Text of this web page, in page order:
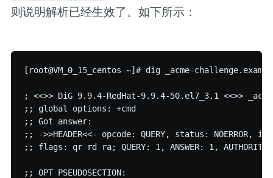
则说明解析已经生效了。如下所示：
[root@VM_0_15_centos ~]# dig _acme-
; <<>> DiG 9.9.4-RedHat-9.9.4-50.el7_3.1 <<>>
;; global options: +cmd
;; Got answer:
;; ->>HEADER<<- opcode: QUERY, status: NOERROR,
;; flags: qr rd ra; QUERY: 1, ANSWER: 1,
;; OPT PSEUDOSECTION: